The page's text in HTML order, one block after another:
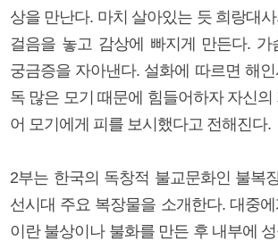
상을 만난다. 마치 살아있는 듯 희랑대
걸음을 놓고 감상에 빠지게 만든다. 가
궁금증을 자아낸다. 설화에 따르면 해
독 많은 모기 때문에 힘들어하자 자신
어 모기에게 피를 보시했다고 전해진다.
2부는 한국의 독창적 불교문화인 불복
선시대 주요 복장물을 소개한다. 대중
이란 불상이나 불화를 만든 후 내부에